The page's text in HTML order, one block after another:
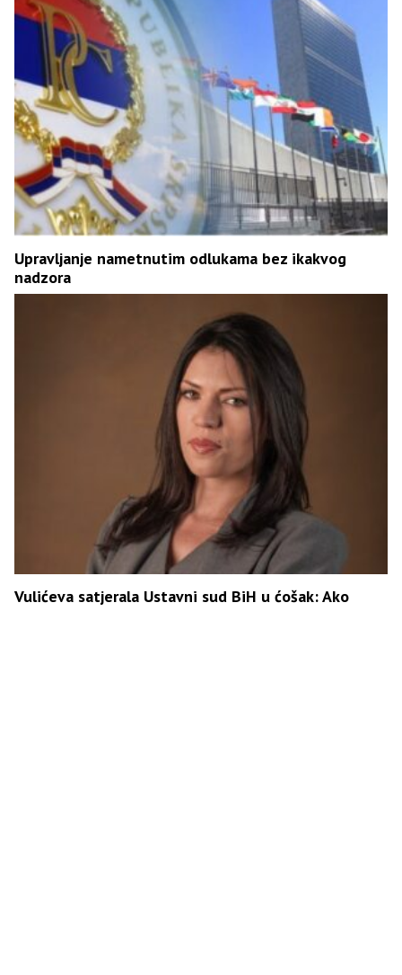
Upravljanje nametnutim odlukama bez ikakvog
nadzora
Vulićeva satjerala Ustavni sud BiH u ćošak: Ako